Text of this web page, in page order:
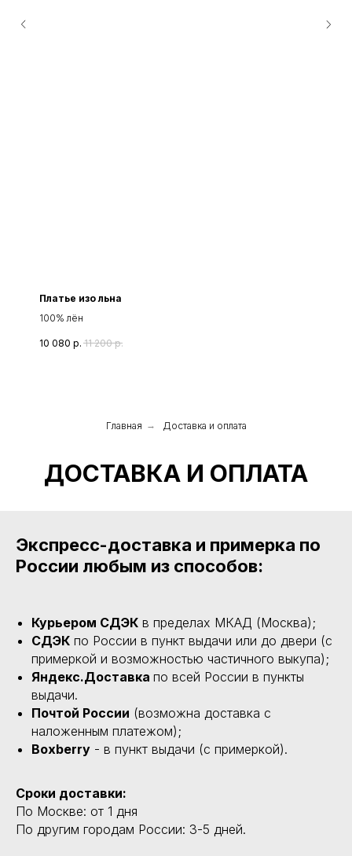
Платье изо льна
100% лён
10 080 р. 11 200 р.
Главная → Доставка и оплата
ДОСТАВКА И ОПЛАТА
Экспресс-доставка и примерка по
России любым из способов:
Курьером СДЭК в пределах МКАД (Москва);
СДЭК по России в пункт выдачи или до двери (с
примеркой и возможностью частичного выкупа);
Яндекс.Доставка по всей России в пункты
выдачи.
Почтой России (возможна доставка с
наложенным платежом);
Boxberry - в пункт выдачи (с примеркой).
Сроки доставки:
По Москве: от 1 дня
По другим городам России: 3-5 дней.